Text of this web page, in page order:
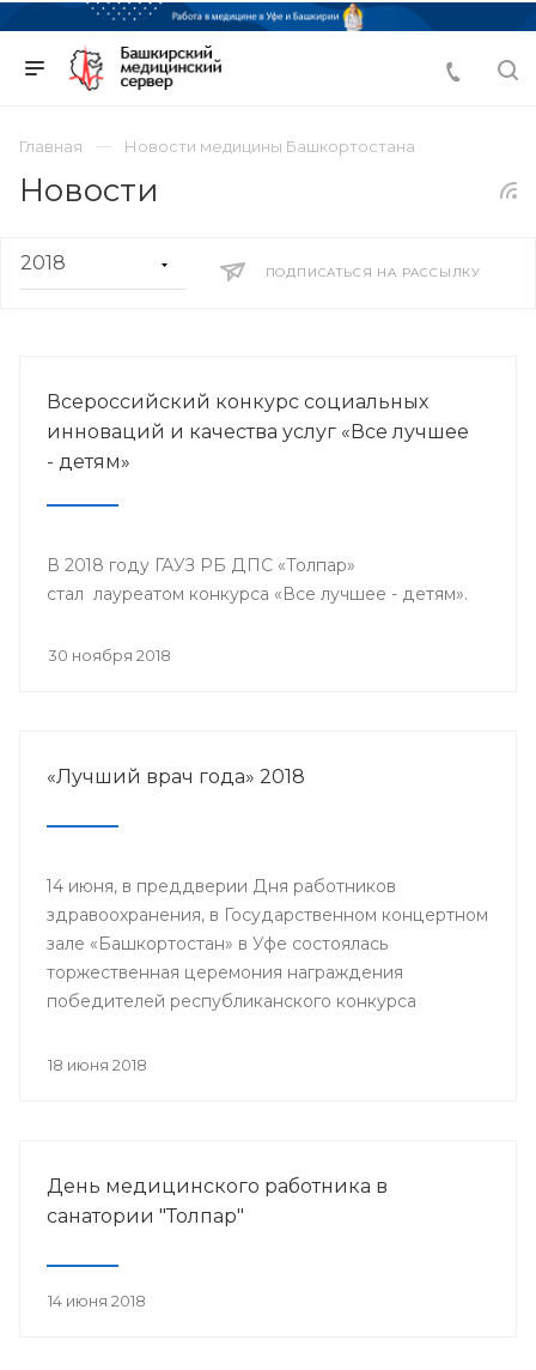
Главная Новости медицины Башкортостана
Новости
ПОДПИСАТЬСЯ НА РАССЫЛКУ
Всероссийский конкурс социальных
инноваций и качества услуг «Все лучшее
- детям»
В 2018 году ГАУЗ РБ ДПС «Толпар»
стал лауреатом конкурса «Все лучшее - детям».
30 ноября 2018
«Лучший врач года» 2018
14 июня, в преддверии Дня работников
здравоохранения, в Государственном концертном
зале «Башкортостан» в Уфе состоялась
торжественная церемония награждения
победителей республиканского конкурса
мероприятие, посвященное Дню медицинского
18 июня 2018
День медицинского работника в
санатории "Толпар"
14 июня 2018